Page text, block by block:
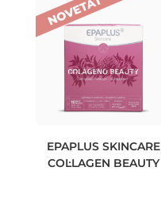
EPAPLUS SKINCARE
COL·LAGEN BEAUTY